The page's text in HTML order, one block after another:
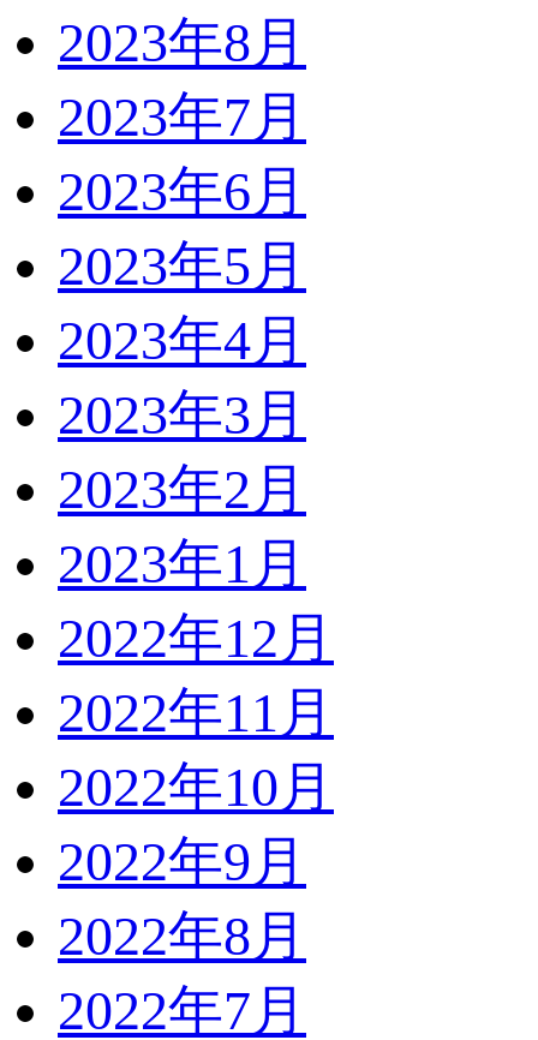
2023年8月
2023年7月
2023年6月
2023年5月
2023年4月
2023年3月
2023年2月
2023年1月
2022年12月
2022年11月
2022年10月
2022年9月
2022年8月
2022年7月